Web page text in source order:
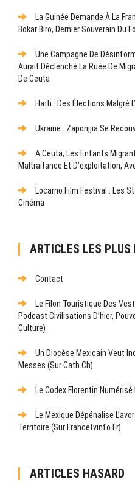
La Guinée Demande À La
Bokar Biro, Dernier Souverain Du
Une Campagne De
Aurait Déclenché La Ruée De
De Ceuta
Haïti : Des Élections Malgré
Ukraine : Zaporijjia Se
A Ceuta, Les Enfants
Maltraitance Et D’exploitation,
Locarno Film Festival : Les
Cinéma
ARTICLES LES PLUS
Contact
Le Filon Touristique Des
Podcast Civilisations D’hier,
Culture)
Un Diocèse Mexicain Veut
Messes (sur Cath.ch)
Le Codex Florentin
Le Mexique Dépénalise
Territoire (sur Francetvinfo.fr)
ARTICLES HASARD